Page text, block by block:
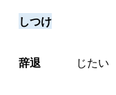
しつけ
辞退 じたい